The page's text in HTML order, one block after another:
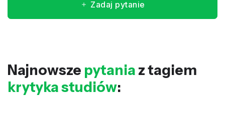
Zadaj pytanie
Najnowsze pytania z tagiem
krytyka studiów: